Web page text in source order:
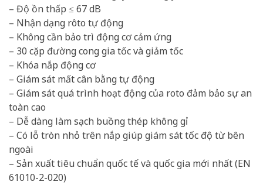
– Độ ồn thấp ≤ 67 dB
– Nhận dạng rôto tự động
– Không cần bảo trì động cơ cảm ứng
– 30 cặp đường cong gia tốc và giảm tốc
– Khóa nắp động cơ
– Giám sát mất cân bằng tự động
– Giám sát quá trình hoạt động của roto đảm bảo sự an
toàn cao
– Dễ dàng làm sạch buồng thép không gỉ
– Có lỗ tròn nhỏ trên nắp giúp giám sát tốc độ từ bên
ngoài
– Sản xuất tiêu chuẩn quốc tế và quốc gia mới nhất (EN
61010-2-020)